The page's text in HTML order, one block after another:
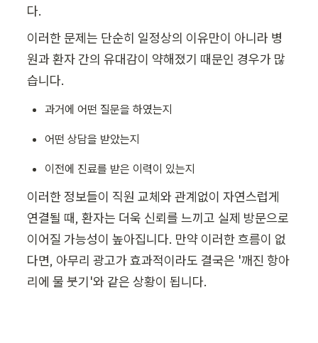
다.
이러한 문제는 단순히 일정상의 이유만이 아니라 병
원과 환자 간의 유대감이 약해졌기 때문인 경우가 많
습니다.
과거에 어떤 질문을 하였는지
어떤 상담을 받았는지
이전에 진료를 받은 이력이 있는지
이러한 정보들이 직원 교체와 관계없이 자연스럽게
연결될 때, 환자는 더욱 신뢰를 느끼고 실제 방문으로
이어질 가능성이 높아집니다. 만약 이러한 흐름이 없
다면, 아무리 광고가 효과적이라도 결국은 '깨진 항아
리에 물 붓기'와 같은 상황이 됩니다.